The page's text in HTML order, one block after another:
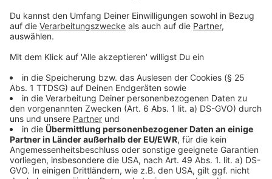
Im Impfzentrum am Flughafen Münster/Osnabrück
werden bestehende Impftermine solange bedient, bis
ist, gibt der Kreis Steinfurt rechtzeitig bekannt.
Sobald Menschen mit Vorerkrankung auf der
Warteliste an der Reihe sind, werden sie informiert.
Nach Auskunft des Landes NRW gibt es für sie ab
dem 06. April auch ein Impfangebot in den Praxen. Ab
dem 08. April gibt es Termine für über 70-Jährige und
deren Partner*innen.
Anzeige